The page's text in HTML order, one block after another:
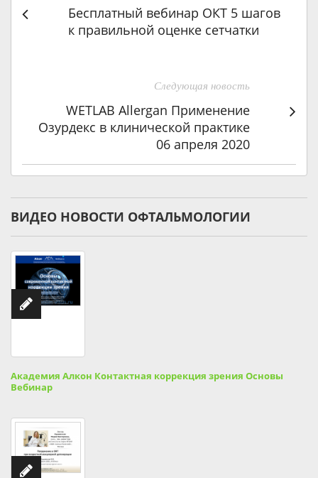
Бесплатный вебинар ОКТ 5 шагов
к правильной оценке сетчатки
Следующая новость
WETLAB Allergan Применение
Озурдекс в клинической практике
06 апреля 2020
ВИДЕО НОВОСТИ ОФТАЛЬМОЛОГИИ
Академия Алкон Контактная коррекция зрения Основы
Вебинар